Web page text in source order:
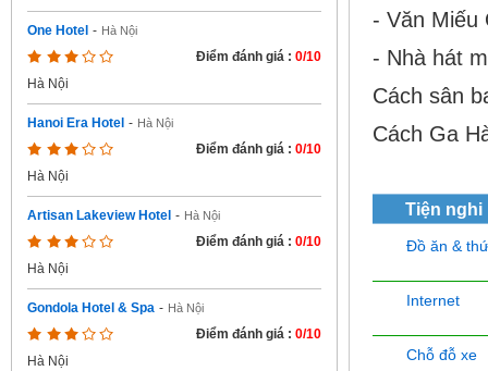
One Hotel - Hà Nội
Điểm đánh giá : 0/10
Hà Nội
Hanoi Era Hotel - Hà Nội
Điểm đánh giá : 0/10
Hà Nội
Artisan Lakeview Hotel - Hà Nội
Điểm đánh giá : 0/10
Hà Nội
Gondola Hotel & Spa - Hà Nội
Điểm đánh giá : 0/10
Hà Nội
- Văn Miếu
- Nhà hát
Cách sân
Cách Ga
Tiện nghi
Đồ ăn &
Internet
Chỗ đỗ xe